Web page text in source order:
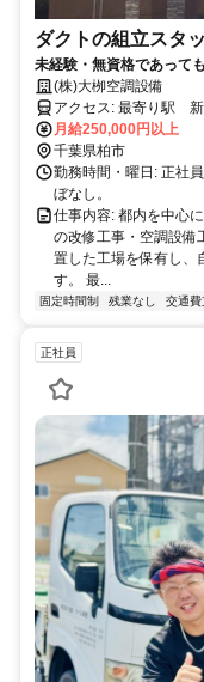
ダクトの組立スタ
未経験・無資格であって
致します。）車・バイク
間も大切にすることがで
チからスキルを学び、長
(株)大栁空調設備
アクセス: 最寄り駅 新京成電鉄「常盤平」駅から車で5分 JR常磐線
「南柏」駅から車で10分
月給250,000円以上
千葉県柏市
勤務時間・曜日: 正社
ぼなし。
仕事内容: 都内を中心
の改修工事・空調設備
置した工場を保有し、
す。 最...
固定時間制 残業なし 交通費
正社員